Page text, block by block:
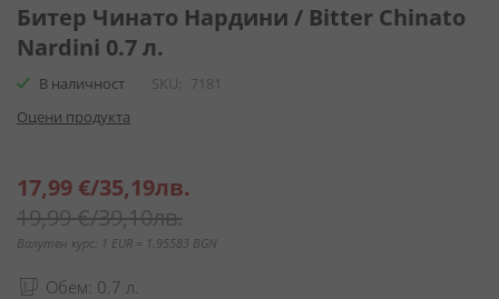
към
началото
на
галерия
снимки
Битер Чинато Нардини / Bitter Chinato
Nardini 0.7 л.
В наличност SKU
7181
Оцени продукта
Специална
цена
17,99 €/35,19лв.
19,99 €/39,10лв.
Валутен курс: 1 EUR = 1.95583 BGN
Обем: 0.7 л.